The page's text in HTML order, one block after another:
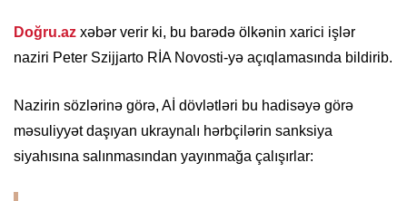
Doğru.az xəbər verir ki, bu barədə ölkənin xarici işlər
naziri Peter Szijjarto RİA Novosti-yə açıqlamasında bildirib.
Nazirin sözlərinə görə, Aİ dövlətləri bu hadisəyə görə
məsuliyyət daşıyan ukraynalı hərbçilərin sanksiya
siyahısına salınmasından yayınmağa çalışırlar: